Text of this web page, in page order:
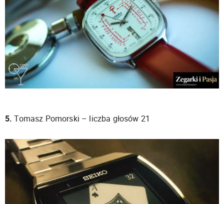
5. Tomasz Pomorski – liczba głosów 21